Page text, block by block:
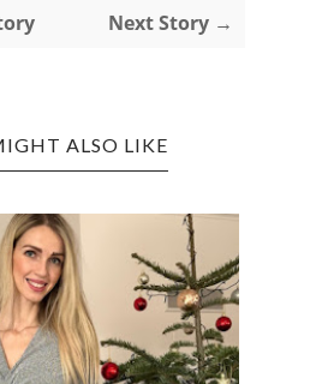
Next Story →
ALSO LIKE